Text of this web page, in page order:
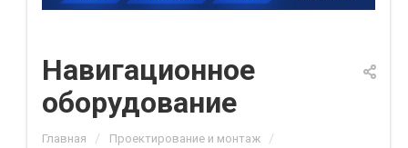
Навигационное
оборудование
Главная / Проектирование и монтаж /